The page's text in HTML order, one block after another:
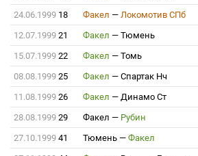
24.06.1999 18 Факел — Локомотив СПб
12.07.1999 21 Факел — Тюмень
15.07.1999 22 Факел — Томь
08.08.1999 25 Факел — Спартак Нч
11.08.1999 26 Факел — Динамо Ст
28.08.1999 29 Факел — Рубин
27.10.1999 41 Тюмень — Факел